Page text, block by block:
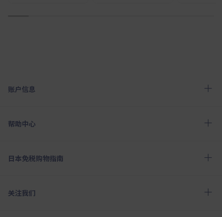
账户信息
帮助中心
日本免税购物指南
关注我们